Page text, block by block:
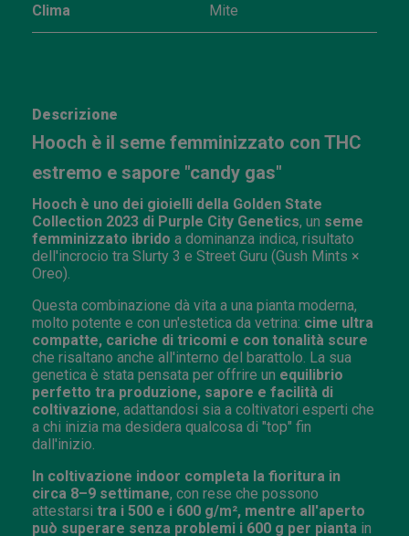
Clima Mite
Descrizione
Hooch è il seme femminizzato con THC
estremo e sapore "candy gas"
Hooch è uno dei gioielli della Golden State
Collection 2023 di Purple City Genetics, un seme
femminizzato ibrido a dominanza indica, risultato
dell'incrocio tra Slurty 3 e Street Guru (Gush Mints ×
Oreo).
Questa combinazione dà vita a una pianta moderna,
molto potente e con un'estetica da vetrina: cime ultra
compatte, cariche di tricomi e con tonalità scure
che risaltano anche all'interno del barattolo. La sua
genetica è stata pensata per offrire un equilibrio
perfetto tra produzione, sapore e facilità di
coltivazione, adattandosi sia a coltivatori esperti che
a chi inizia ma desidera qualcosa di "top" fin
dall'inizio.
In coltivazione indoor completa la fioritura in
circa 8–9 settimane, con rese che possono
attestarsi tra i 500 e i 600 g/m², mentre all'aperto
può superare senza problemi i 600 g per pianta in